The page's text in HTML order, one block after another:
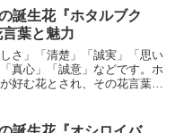
ユリ（黄）の明るく華やか
不安」は、ユリ（黄）が夏に
させることからイメージされ
えなどで栽培することができ
みます。 ユリ（黄）は、そ
ジメントやブーケにもよく利
誕生花『ホタルブク
言葉と魅力
さ」「清楚」「誠実」「思い
真心」「誠意」 などです。ホ
好む花とされ、その花言葉
があると言われています。こ